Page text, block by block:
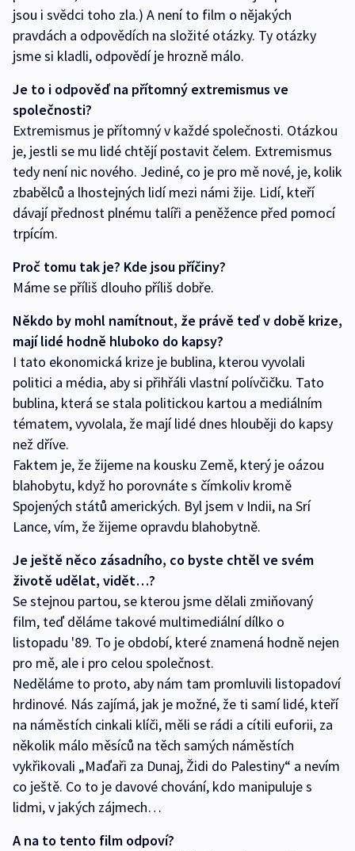
jsou i svědci toho zla.) A není to film o nějakých
pravdách a odpovědích na složité otázky. Ty otázky
jsme si kladli, odpovědí je hrozně málo.
Je to i odpověď na přítomný extremismus ve
společnosti?
Extremismus je přítomný v každé společnosti. Otázkou
je, jestli se mu lidé chtějí postavit čelem. Extremismus
tedy není nic nového. Jediné, co je pro mě nové, je, kolik
zbabělců a lhostejných lidí mezi námi žije. Lidí, kteří
dávají přednost plnému talíři a peněžence před pomocí
trpícím.
Proč tomu tak je? Kde jsou příčiny?
Máme se příliš dlouho příliš dobře.
Někdo by mohl namítnout, že právě teď v době krize,
mají lidé hodně hluboko do kapsy?
I tato ekonomická krize je bublina, kterou vyvolali
politici a média, aby si přihřáli vlastní polívčičku. Tato
bublina, která se stala politickou kartou a mediálním
tématem, vyvolala, že mají lidé dnes hlouběji do kapsy
než dříve.
Faktem je, že žijeme na kousku Země, který je oázou
blahobytu, když ho porovnáte s čímkoliv kromě
Spojených států amerických. Byl jsem v Indii, na Srí
Lance, vím, že žijeme opravdu blahobytně.
Je ještě něco zásadního, co byste chtěl ve svém
životě udělat, vidět…?
Se stejnou partou, se kterou jsme dělali zmiňovaný
film, teď děláme takové multimediální dílko o
listopadu '89. To je období, které znamená hodně nejen
pro mě, ale i pro celou společnost.
Neděláme to proto, aby nám tam promluvili listopadoví
hrdinové. Nás zajímá, jak je možné, že ti samí lidé, kteří
na náměstích cinkali klíči, měli se rádi a cítili euforii, za
několik málo měsíců na těch samých náměstích
vykřikovali „Maďaři za Dunaj, Židi do Palestiny“ a nevím
co ještě. Co to je davové chování, kdo manipuluje s
lidmi, v jakých zájmech…
A na to tento film odpoví?